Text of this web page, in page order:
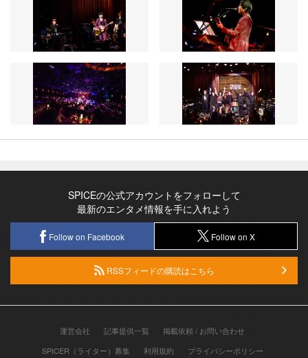
SPICEの公式アカウントをフォローして
最新のエンタメ情報を手に入れよう
Follow on Facebook Follow on X
RSSフィードの購読はこちら
運営会社 記事提供一覧
掲載依頼 / お問い合わせ
SPICER（ライター）募集
利用規約 プライバシーポリシー